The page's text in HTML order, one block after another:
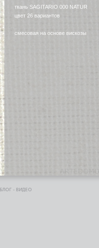
ткань SAGITARIO 000 NATUR
цвет 26 вариантов
смесовая на основе вискозы
БЛОГ - ВИДЕО